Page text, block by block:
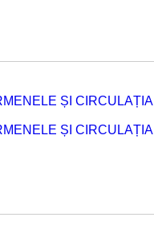
ȘI CIRCULAȚIA
ȘI CIRCULAȚIA